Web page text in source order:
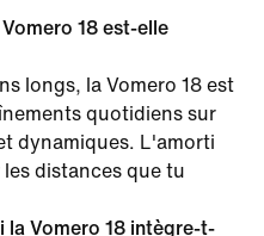
18 est-elle
longs, la Vomero 18 est
quotidiens sur
dynamiques. L'amorti
distances que tu
Vomero 18 intègre-t-